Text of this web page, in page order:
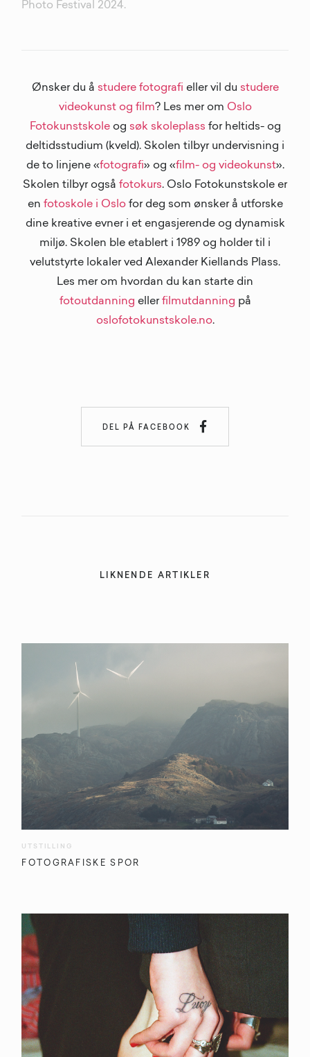
Photo Festival 2024.
Ønsker du å studere fotografi eller vil du studere
videokunst og film? Les mer om Oslo
Fotokunstskoleog søk skoleplass for heltids- og
deltidsstudium (kveld). Skolen tilbyr undervisning i
de to linjene «fotografi» og «film- og videokunst».
Skolen tilbyr også fotokurs. Oslo Fotokunstskole er
en fotoskole i Oslofor deg som ønsker å utforske
dine kreative evner i et engasjerende og dynamisk
miljø. Skolen ble etablert i 1989 og holder til i
velutstyrte lokaler ved Alexander Kiellands Plass.
Les mer om hvordan du kan starte din
fotoutdanning ellerfilmutdanning på
oslofotokunstskole.no.
DEL PÅ FACEBOOK 
LIKNENDE ARTIKLER
UTSTILLING
FOTOGRAFISKE SPOR